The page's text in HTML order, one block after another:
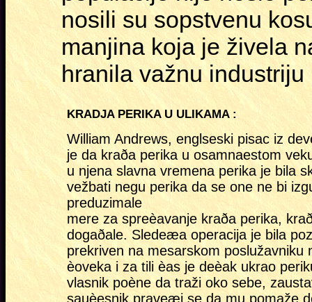
nosili su sopstvenu
manjina koja je živela
hranila važnu industriju
KRADJA PERIKA U ULIKAMA :
William Andrews, englseski pisac iz
je da kraða perika u osamnaestom
u njena slavna vremena perika je bila
vežbati negu perika da se one ne bi
preduzimale
mere za spreèavanje kraða perika,
dogaðale. Sledeæa operacija je bila
prekriven na mesarskom poslužavniku
èoveka i za tili èas je deèak ukrao
vlasnik poène da traži oko sebe,
sauèesnik praveæi se da mu pomaže